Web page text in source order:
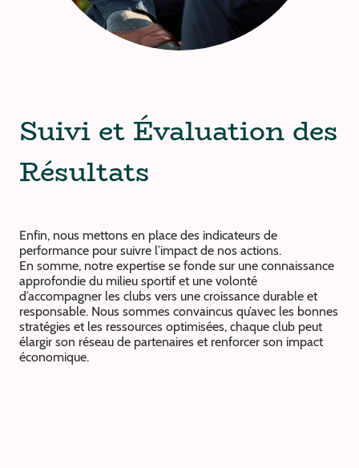
Suivi et Évaluation des
Résultats
Enfin, nous mettons en place des indicateurs de
performance pour suivre l’impact de nos actions.
En somme, notre expertise se fonde sur une connaissance
approfondie du milieu sportif et une volonté
d’accompagner les clubs vers une croissance durable et
responsable. Nous sommes convaincus qu’avec les bonnes
stratégies et les ressources optimisées, chaque club peut
élargir son réseau de partenaires et renforcer son impact
économique.